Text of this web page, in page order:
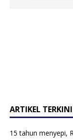
ARTIKEL TERKINI
15 tahun menyepi,